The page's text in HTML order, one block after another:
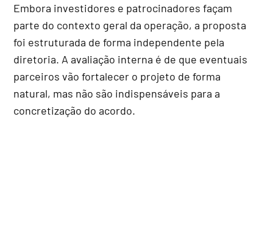
Embora investidores e patrocinadores façam
parte do contexto geral da operação, a proposta
foi estruturada de forma independente pela
diretoria. A avaliação interna é de que eventuais
parceiros vão fortalecer o projeto de forma
natural, mas não são indispensáveis para a
concretização do acordo.